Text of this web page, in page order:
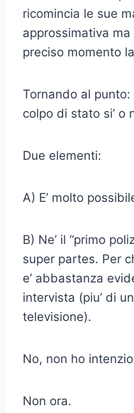
ricomincia le sue
approssimativa ma
preciso momento
Tornando al
colpo di stato si’ o
Due elementi:
A) E’ molto
B) Ne’ il “primo
super partes. Per
e’ abbastanza
intervista (piu’ di
televisione).
No, non ho
Non ora.